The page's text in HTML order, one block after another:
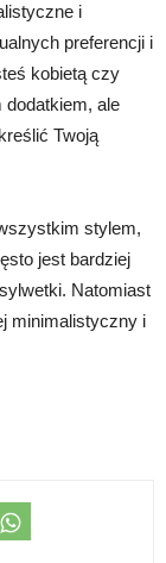
i
preferencji i
kobietą czy
ale
Twoją
stylem,
jest bardziej
Natomiast
minimalistyczny i